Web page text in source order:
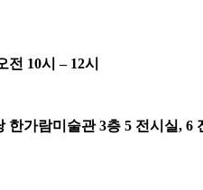
전 10시– 12시
한가람미술관3층 5 전시실, 6